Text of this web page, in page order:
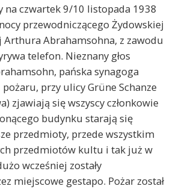
na czwartek 9/10 listopada 1938
przewodniczącego Żydowskiej
Arthura Abrahamsohna, z zawodu
telefon. Nieznany głos
pańska synagoga
pożaru, przy ulicy Grüne Schanze
zjawiają się wszyscy członkowie
budynku starają się
przedmioty, przede wszystkim
przedmiotów kultu i tak już w
wcześniej zostały
miejscowe gestapo. Pożar został